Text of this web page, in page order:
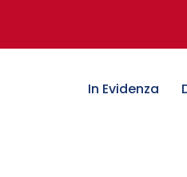
In Evidenza